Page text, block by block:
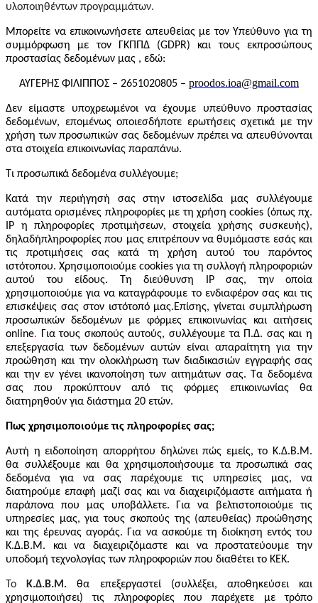
υλοποιηθέντων προγραμμάτων.
Μπορείτε να επικοινωνήσετε απευθείας με τον Υπεύθυνο για τη
συμμόρφωση με τον ΓΚΠΠΔ (GDPR) και τους εκπροσώπους
προστασίας δεδομένων μας , εδώ:
ΑΥΓΕΡΗΣ ΦΙΛΙΠΠΟΣ – 2651020805 – proodos.ioa@gmail.com
Δεν είμαστε υποχρεωμένοι να έχουμε υπεύθυνο προστασίας
δεδομένων, επομένως οποιεσδήποτε ερωτήσεις σχετικά με την
χρήση των προσωπικών σας δεδομένων πρέπει να απευθύνονται
στα στοιχεία επικοινωνίας παραπάνω.
Τι προσωπικά δεδομένα συλλέγουμε;
Κατά την περιήγησή σας στην ιστοσελίδα μας συλλέγουμε
αυτόματα ορισμένες πληροφορίες με τη χρήση cookies (όπως πχ.
IP η πληροφορίες προτιμήσεων, στοιχεία χρήσης συσκευής),
δηλαδήπληροφορίες που μας επιτρέπουν να θυμόμαστε εσάς και
τις προτιμήσεις σας κατά τη χρήση αυτού του παρόντος
ιστότοπου. Χρησιμοποιούμε cookies για τη συλλογή πληροφοριών
αυτού του είδους. Τη διεύθυνση ΙΡ σας, την οποία
χρησιμοποιούμε για να καταγράφουμε το ενδιαφέρον σας και τις
επισκέψεις σας στον ιστότοπό μας.Επίσης, γίνεται συμπλήρωση
προσωπικών δεδομένων με φόρμες επικοινωνίας και αιτήσεις
online.
Για τους σκοπούς αυτούς, συλλέγουμε τα Π.Δ. σας και η
επεξεργασία των δεδομένων αυτών είναι απαραίτητη για την
προώθηση και την ολοκλήρωση των διαδικασιών εγγραφής σας
και την εν γένει ικανοποίηση των αιτημάτων σας. Τα δεδομένα
σας που προκύπτουν από τις φόρμες επικοινωνίας θα
διατηρηθούν για διάστημα 20 ετών.
Πως χρησιμοποιούμε τις πληροφορίες σας;
Αυτή η ειδοποίηση απορρήτου δηλώνει πώς εμείς, το Κ.Δ.Β.Μ.
θα συλλέξουμε και θα χρησιμοποιήσουμε τα προσωπικά σας
δεδομένα για να σας παρέχουμε τις υπηρεσίες μας, να
διατηρούμε επαφή μαζί σας και να διαχειριζόμαστε αιτήματα ή
παράπονα που μας υποβάλλετε. Για να βελτιστοποιούμε τις
υπηρεσίες μας, για τους σκοπούς της (απευθείας) προώθησης
και της έρευνας αγοράς. Για να ασκούμε τη διοίκηση εντός του
Κ.Δ.Β.Μ. και να διαχειριζόμαστε και να προστατεύουμε την
υποδομή τεχνολογίας των πληροφοριών που διαθέτει το ΚΕΚ.
Το Κ.Δ.Β.Μ.θα επεξεργαστεί (συλλέξει, αποθηκεύσει και
χρησιμοποιήσει) τις πληροφορίες που παρέχετε με τρόπο